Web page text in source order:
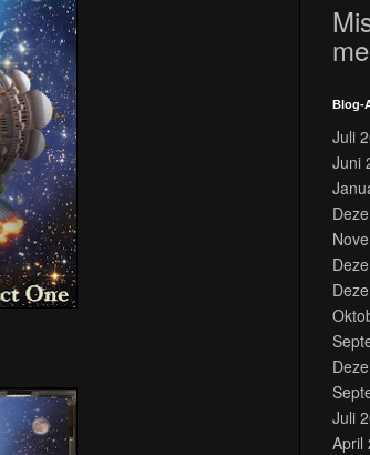
Blog-
Juli
Juni
Juli
April